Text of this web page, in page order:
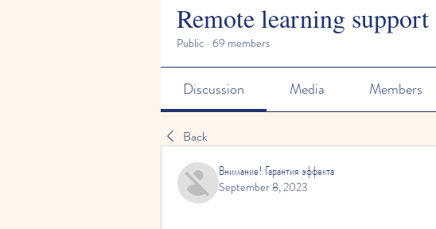
Remote learning support
Public · 69 members
Discussion Media Members
Back
Внимание! Гарантия эффекта
September 8, 2023